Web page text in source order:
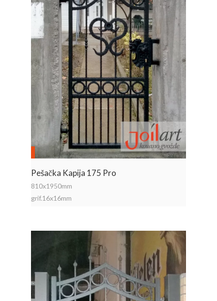
Pešačka Kapija 175 Pro
810x1950mm
grif.16x16mm